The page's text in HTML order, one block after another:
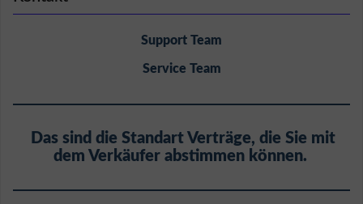
Support Team
Service Team
Das sind die Standart Verträge, die Sie mit
dem Verkäufer abstimmen können.